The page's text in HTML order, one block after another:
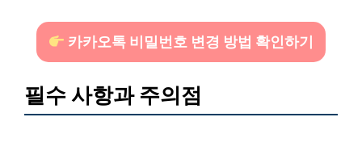
카카오톡 비밀번호 변경 방법 확인하기
필수 사항과 주의점